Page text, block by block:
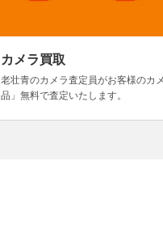
カメラ買取
老壮青のカメラ査定員がお客様のカ
品」無料で査定いたします。